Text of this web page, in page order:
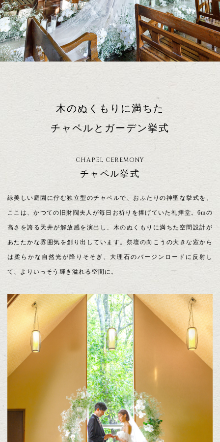
木のぬくもりに満ちた
チャペルとガーデン挙式
CHAPEL CEREMONY
チャペル挙式
緑美しい庭園に佇む独立型のチャペルで、おふたりの神聖な挙式を。
ここは、かつての旧財閥夫人が毎日お祈りを捧げていた礼拝堂。6mの
高さを誇る天井が解放感を演出し、木のぬくもりに満ちた空間設計が
あたたかな雰囲気を創り出しています。祭壇の向こうの大きな窓から
は柔らかな自然光が降りそそぎ、大理石のバージンロードに反射し
て、よりいっそう輝き溢れる空間に。